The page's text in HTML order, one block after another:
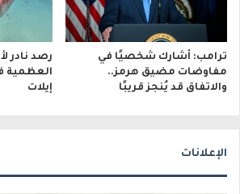
ترامب: أشارك شخصيًا في
مفاوضات مضيق هرمز..
والاتفاق قد يُنجز قريبًا
رصد نادر
العظمية
إيلات
الإعلانات